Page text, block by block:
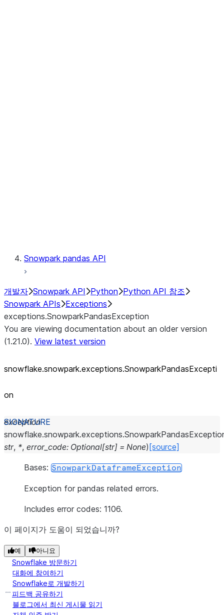
Snowpark pandas API
개발자 Snowpark API Python Python API 참조
Snowpark APIs Exceptions
exceptions.SnowparkPandasException
You are viewing documentation about an older version
(1.21.0). View latest version
snowflake.snowpark.exceptions.SnowparkPandasExcepti
on
exception
snowflake.snowpark.exceptions.
str, *, error_code: Optional[str] = None) [source]
Bases: SnowparkDataframeException
Exception for pandas related errors.
Includes error codes: 1106.
이 페이지가 도움이 되었습니까?
예 아니요
Snowflake 방문하기
대화에 참여하기
Snowflake로 개발하기
피드백 공유하기
블로그에서 최신 게시물 읽기